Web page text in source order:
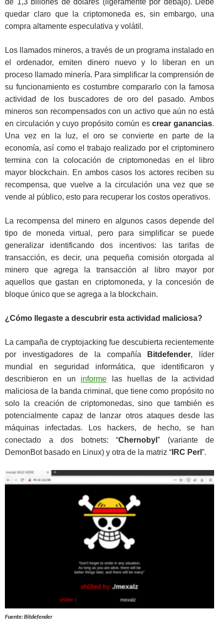
de 1,3 billones de dólares (ligeramente por debajo). Debe
quedar claro que la criptomoneda es, sin embargo, una
compra altamente especulativa y volátil.
Los llamados mineros, a través de un programa instalado en
el ordenador, emiten dinero nuevo y lo liberan en un
proceso llamado minería. Para simplificar la comprensión de
su funcionamiento es costumbre compararlo con la famosa
actividad de los buscadores de oro del pasado. Ambos
mineros son recompensados con un activo que aún no está
en circulación y cuyo propósito común escrear ganancias.
Una vez en la luz, el oro se convierte en parte de la
economía, así como el trabajo realizado por el criptominero
termina con la colocación de criptomonedas en el libro
mayor blockchain. En ambos casos los actores reciben su
recompensa, que vuelve a la circulación una vez que se
vende al público, esto para recuperar los costos operativos.
La recompensa del minero en algunos casos depende del
tipo de moneda virtual, pero para simplificar se puede
generalizar identificando dos incentivos: las tarifas de
transacción, es decir, una pequeña comisión otorgada al
minero que agrega la transacción al libro mayor por
aquellos que gastan en criptomoneda, y la concesión de
bloque único que se agrega a la blockchain.
¿Cómo llegaste a descubrir esta actividad maliciosa?
La campaña de cryptojacking fue descubierta recientemente
por investigadores de la compañía
Bitdefender, líder
mundial en seguridad informática, que identificaron y
describieron en un informe las huellas de la actividad
maliciosa de la banda criminal, que tiene como propósito no
solo la creación de criptomonedas, sino que también es
potencialmente capaz de lanzar otros ataques desde las
máquinas infectadas. Los hackers, de hecho, se han
conectado a dos botnets: “Chernobyl ” (variante de
DemonBot basado en Linux) y otra de la matriz “ IRC Perl ”.
Fuente: Bitdefender